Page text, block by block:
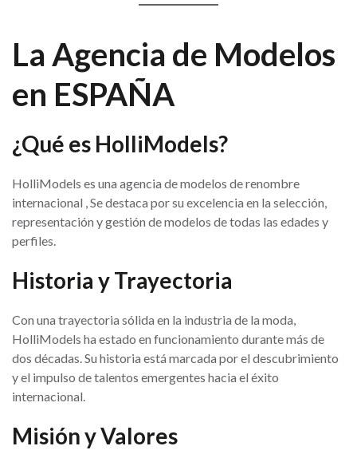
La Agencia de Modelos
en ESPAÑA
¿Qué es HolliModels?
HolliModels es una agencia de modelos de renombre
internacional , Se destaca por su excelencia en la selección,
representación y gestión de modelos de todas las edades y
perfiles.
Historia y Trayectoria
Con una trayectoria sólida en la industria de la moda,
HolliModels ha estado en funcionamiento durante más de
dos décadas. Su historia está marcada por el descubrimiento
y el impulso de talentos emergentes hacia el éxito
internacional.
Misión y Valores